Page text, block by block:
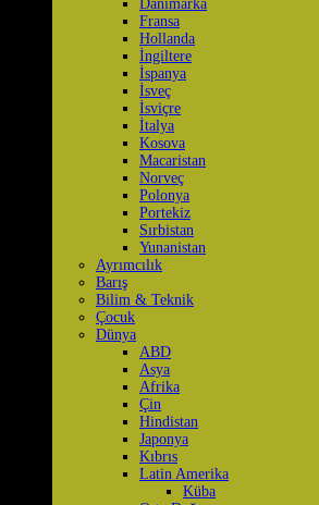
Danimarka
Fransa
Hollanda
İngiltere
İspanya
İsveç
İsviçre
İtalya
Kosova
Macaristan
Norveç
Polonya
Portekiz
Sırbistan
Yunanistan
Ayrımcılık
Barış
Bilim & Teknik
Çocuk
Dünya
ABD
Asya
Afrika
Çin
Hindistan
Japonya
Kıbrıs
Latin Amerika
Küba